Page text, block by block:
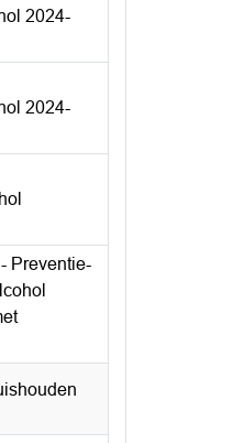
2024-
2024-
Preventie-